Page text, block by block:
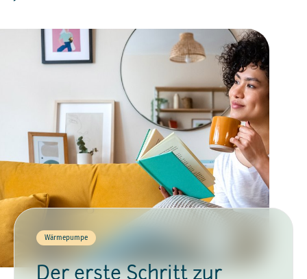
Wärmepumpe
Der erste Schritt zur